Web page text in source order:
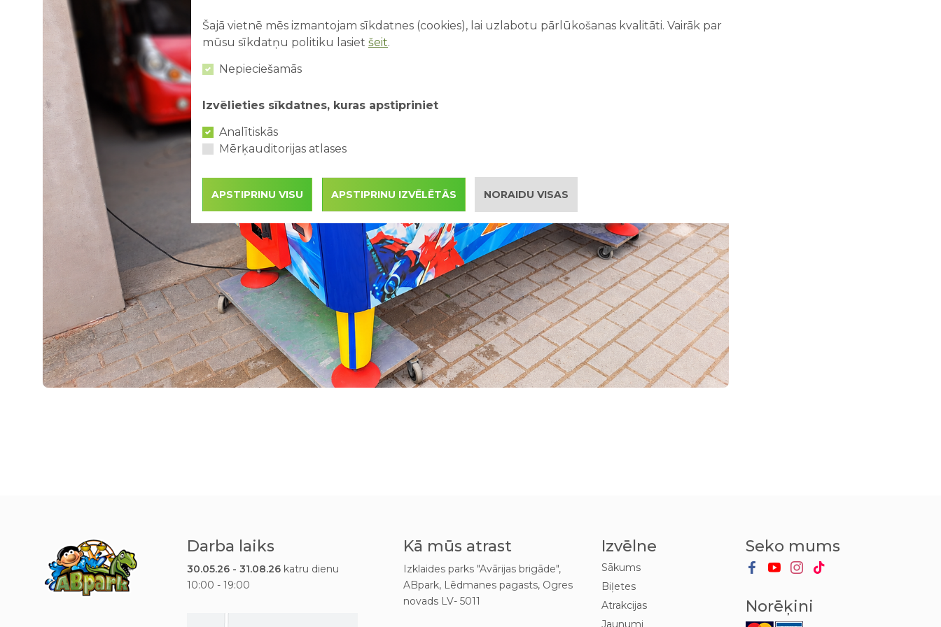
Darba laiks
30.05.26 - 31.08.26 katru dienu
10:00 - 19:00
Kā mūs atrast
Izklaides parks "Avārijas brigāde",
ABpark, Lēdmanes pagasts, Ogres
novads LV- 5011
Izvēlne
Sākums
Biļetes
Atrakcijas
Jaunumi
Seko mums
Norēķini
Šajā vietnē mēs izmantojam sīkdatnes (cookies), lai uzlabotu pārlūkošanas kvalitāti. Vairāk par
mūsu sīkdatņu politiku lasiet šeit.
Nepieciešamās
Izvēlieties sīkdatnes, kuras apstipriniet
Analītiskās
Mērķauditorijas atlases
APSTIPRINU VISU APSTIPRINU IZVĒLĒTĀS NORAIDU VISAS